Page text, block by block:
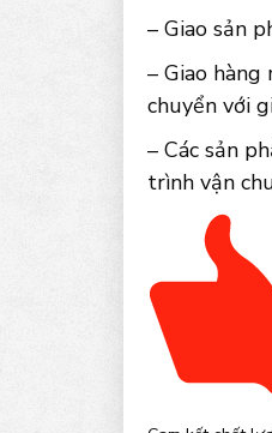
– Giao sản
– Giao
chuyển với
– Các sản
trình vận